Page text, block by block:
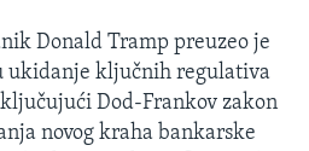
Donald Tramp preuzeo je
ukidanje ključnih regulativa
Dod-Frankov zakon
novog kraha bankarske